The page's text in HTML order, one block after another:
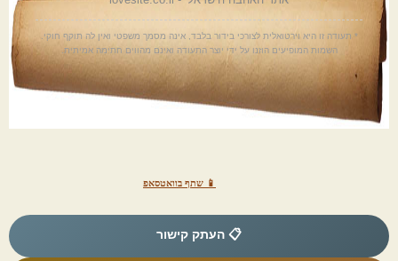
* תעודה זו היא וירטואלית לצורכי בידור בלבד, אינה מסמך משפטי ואין לה תוקף חוקי.
השמות המופיעים הוזנו על ידי יוצר התעודה ואינם מהווים חתימה אמיתית.
📱 שתף בוואטסאפ
📋 העתק קישור